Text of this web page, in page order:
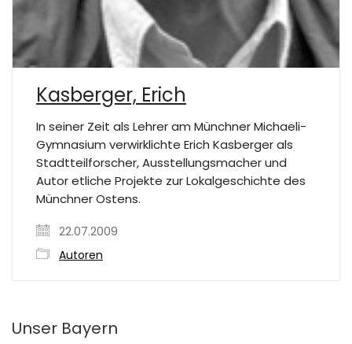
Kasberger, Erich
In seiner Zeit als Lehrer am Münchner Michaeli-
Gymnasium verwirklichte Erich Kasberger als
Stadtteilforscher, Ausstellungsmacher und
Autor etliche Projekte zur Lokalgeschichte des
Münchner Ostens.
22.07.2009
Autoren
Unser Bayern